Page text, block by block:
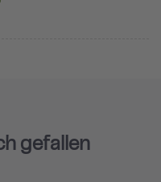
gefallen